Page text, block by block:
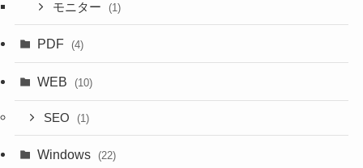
モニター (1)
PDF (4)
WEB (10)
SEO (1)
Windows (22)